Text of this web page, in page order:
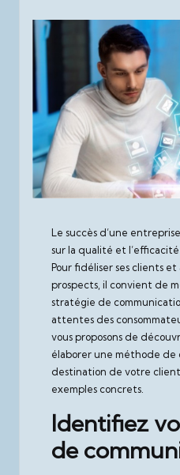
Le succès d’une
sur la qualité et
Pour fidéliser ses clients
prospects, il convient de
stratégie de
attentes des
vous proposons de
élaborer une méthode de
destination de votre
exemples concrets.
Identifiez
de